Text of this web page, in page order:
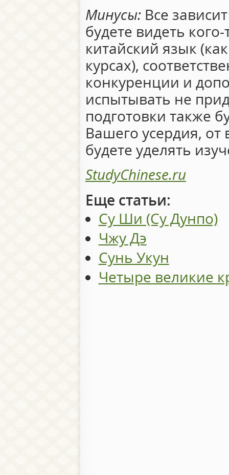
Минусы:Все
будете видеть
китайский язык
курсах),
конкуренции и
испытывать не
подготовки также
Вашего усердия,
будете уделять
StudyChinese.ru
Еще статьи:
Су Ши (Су Дунпо)
Чжу Дэ
Сунь Укун
Четыре великие